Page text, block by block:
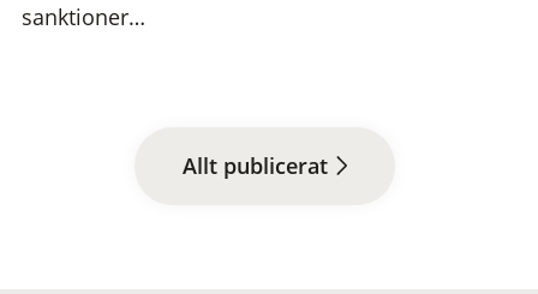
sanktioner…
Allt publicerat